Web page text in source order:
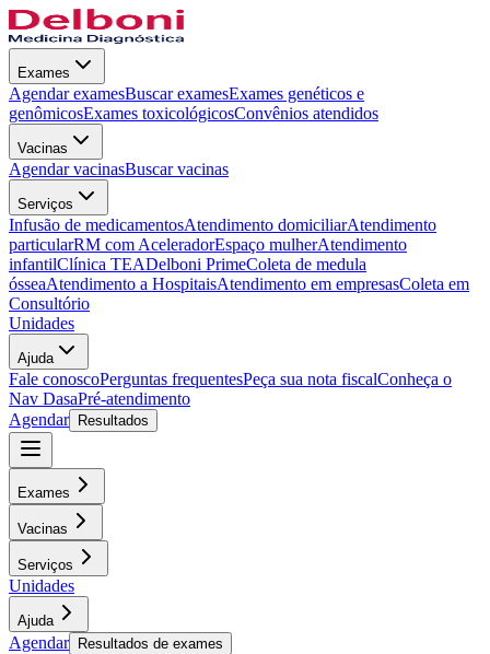
Exames
Agendar examesBuscar examesExames genéticos e
genômicosExames toxicológicosConvênios atendidos
Vacinas
Agendar vacinasBuscar vacinas
Serviços
Infusão de medicamentosAtendimento domiciliarAtendimento
particularRM com AceleradorEspaço mulherAtendimento
infantilClínica TEADelboni PrimeColeta de medula
ósseaAtendimento a HospitaisAtendimento em empresasColeta em
Consultório
Unidades
Ajuda
Fale conoscoPerguntas frequentesPeça sua nota fiscalConheça o
Nav DasaPré-atendimento
Agendar
Resultados
Exames
Vacinas
Serviços
Unidades
Ajuda
Agendar Resultados de exames